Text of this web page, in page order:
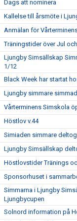
Dags att nominera
Kallelse till årsmöte i
Anmälan för
Träningstider över Jul
Ljungby Simsällskap
1/12
Black Week har startat
Ljungby simmare
Vårterminens Simskola
Höstlov v.44
Simiaden simmare
Ljungby Simsällskap
Höstlovstider Tränings
Sponsorhuset i
Simmarna i Ljungby
Ljungbycupen
Solnord information på